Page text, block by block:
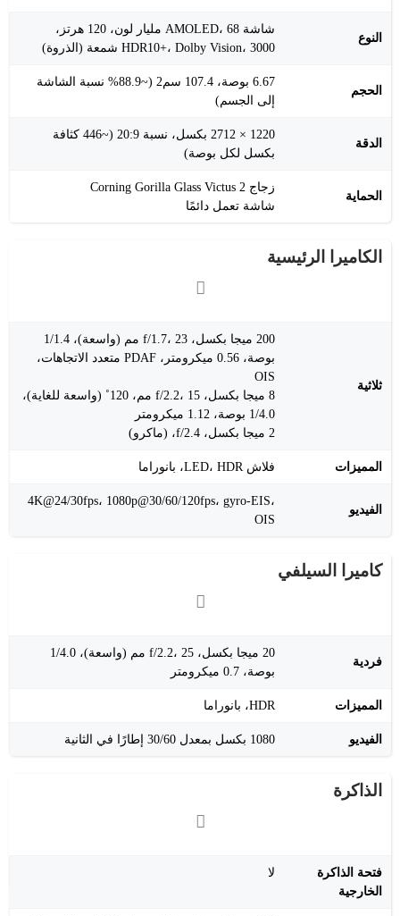
النوع
شاشة AMOLED، 68 مليار لون، 120 هرتز،
HDR10+، Dolby Vision، 3000 شمعة (الذروة)
الحجم
6.67 بوصة، 107.4 سم2 (~88.9% نسبة الشاشة
إلى الجسم)
الدقة
1220 × 2712 بكسل، نسبة 20:9 (~446 كثافة
بكسل لكل بوصة)
الحماية
زجاج Corning Gorilla Glass Victus 2
شاشة تعمل دائمًا
الكاميرا الرئيسية
ثلاثية
200 ميجا بكسل، f/1.7، 23 مم (واسعة)، 1/1.4
بوصة، 0.56 ميكرومتر، PDAF متعدد الاتجاهات،
OIS
8 ميجا بكسل، f/2.2، 15 مم، 120˚ (واسعة للغاية)،
1/4.0 بوصة، 1.12 ميكرومتر
2 ميجا بكسل، f/2.4، (ماكرو)
المميزات فلاش LED، HDR، بانوراما
الفيديو
4K@24/30fps، 1080p@30/60/120fps، gyro-EIS،
OIS
كاميرا السيلفي
فردية
20 ميجا بكسل، f/2.2، 25 مم (واسعة)، 1/4.0
بوصة، 0.7 ميكرومتر
المميزات HDR، بانوراما
الفيديو 1080 بكسل بمعدل 30/60 إطارًا في الثانية
الذاكرة
فتحة الذاكرة
الخارجية
لا